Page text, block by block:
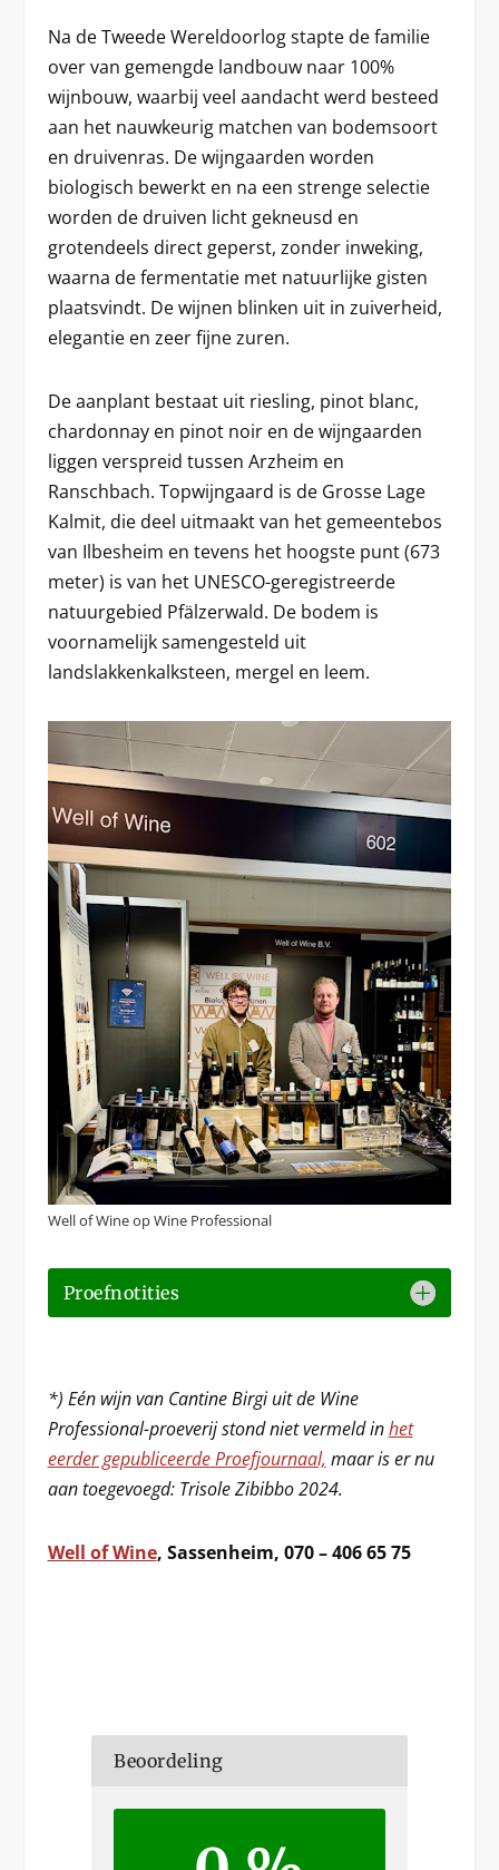
Na de Tweede Wereldoorlog stapte de familie
over van gemengde landbouw naar 100%
wijnbouw, waarbij veel aandacht werd besteed
aan het nauwkeurig matchen van bodemsoort
en druivenras. De wijngaarden worden
biologisch bewerkt en na een strenge selectie
worden de druiven licht gekneusd en
grotendeels direct geperst, zonder inweking,
waarna de fermentatie met natuurlijke gisten
plaatsvindt. De wijnen blinken uit in zuiverheid,
elegantie en zeer fijne zuren.
De aanplant bestaat uit riesling, pinot blanc,
chardonnay en pinot noir en de wijngaarden
liggen verspreid tussen Arzheim en
Ranschbach. Topwijngaard is de Grosse Lage
Kalmit, die deel uitmaakt van het gemeentebos
van Ilbesheim en tevens het hoogste punt (673
meter) is van het UNESCO-geregistreerde
natuurgebied Pfälzerwald. De bodem is
voornamelijk samengesteld uit
landslakkenkalksteen, mergel en leem.
Well of Wine op Wine Professional
Proefnotities
*) Eén wijn van Cantine Birgi uit de Wine
Professional-proeverij stond niet vermeld inhet
eerder gepubliceerde Proefjournaal, maar is er nu
aan toegevoegd: Trisole Zibibbo 2024.
Well of Wine, Sassenheim, 070 – 406 65 75
Beoordeling